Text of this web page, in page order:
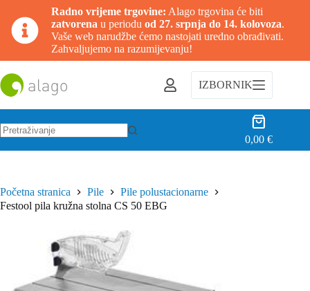
Radno vrijeme trgovine: Alago trgovina će biti
zatvorena u periodu od 27. srpnja do 14. kolovoza.
Vaše web narudžbe ćemo nastojati uredno obrađivati.
Zahvaljujemo na razumijevanju!
na
sadržaj
IZBORNIK
Košarica
0,00€
Početna stranica Pile
Pile polustacionarne
Festool pila kružna stolna CS 50 EBG